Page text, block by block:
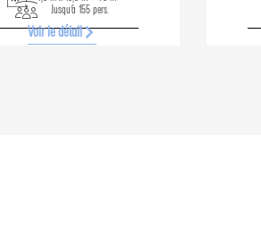
Jusqu’à 155 pers.
Voir le détail